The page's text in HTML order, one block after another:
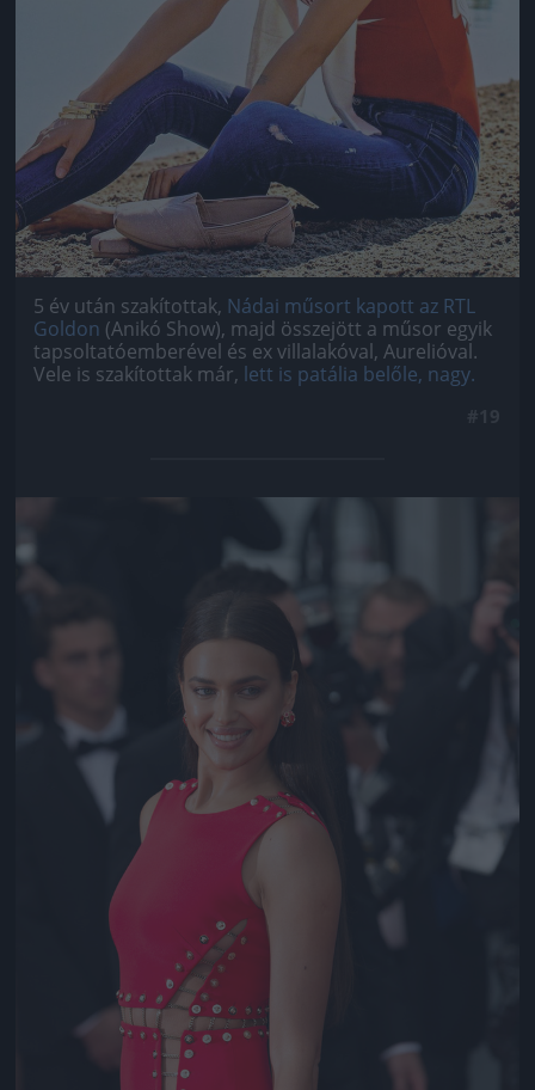
5 év után szakítottak, Nádai műsort kapott az RTL
Goldon (Anikó Show), majd összejött a műsor egyik
tapsoltatóemberével és ex villalakóval, Aurelióval.
Vele is szakítottak már, lett is patália belőle, nagy.